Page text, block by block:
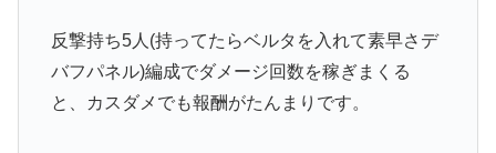
反撃持ち5人(持ってたらベルタを入れて素早さデ
バフパネル)編成でダメージ回数を稼ぎまくる
と、カスダメでも報酬がたんまりです。